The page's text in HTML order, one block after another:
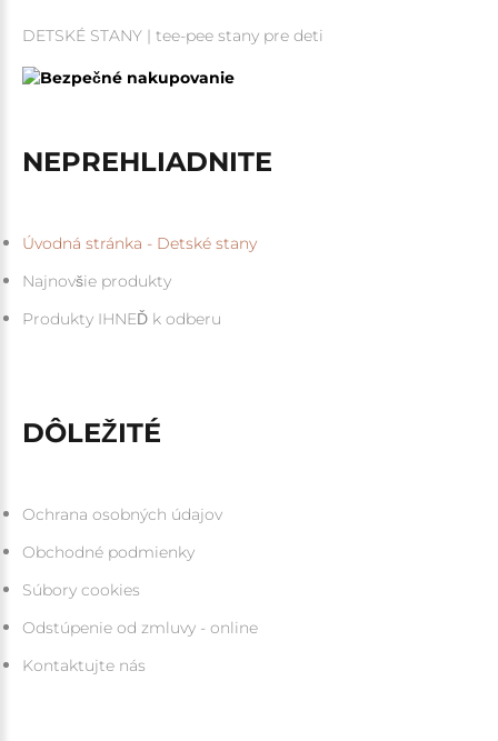
DETSKÉ STANY | tee-pee stany pre deti
NEPREHLIADNITE
Úvodná stránka - Detské stany
Najnovšie produkty
Produkty IHNEĎ k odberu
DÔLEŽITÉ
Ochrana osobných údajov
Obchodné podmienky
Súbory cookies
Odstúpenie od zmluvy - online
Kontaktujte nás